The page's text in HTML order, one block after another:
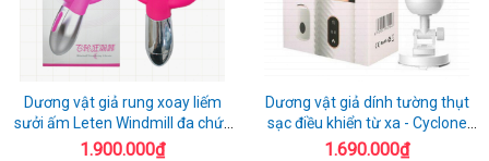
Dương vật giả rung xoay liếm
sưởi ấm Leten Windmill đa chức
năng
1.900.000₫
Dương vật giả dính tường thụt
sạc điều khiển từ xa - Cyclone
Fire
1.690.000₫